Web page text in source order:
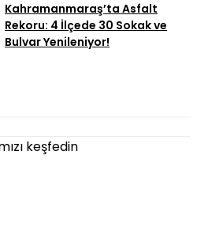
Kahramanmaraş’ta Asfalt
Rekoru: 4 İlçede 30 Sokak ve
Bulvar Yenileniyor!
keşfedin